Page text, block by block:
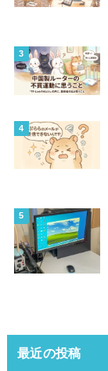
最近の投稿